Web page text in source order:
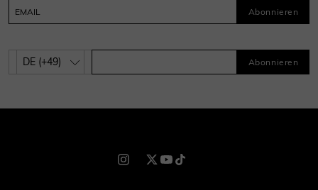
Abonnieren
Abonnieren